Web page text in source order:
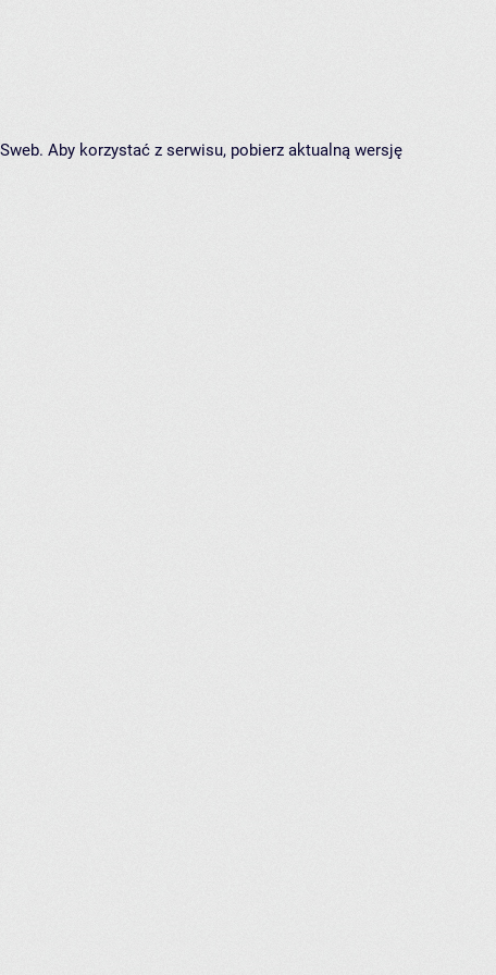
Aby korzystać z serwisu, pobierz aktualną wersję